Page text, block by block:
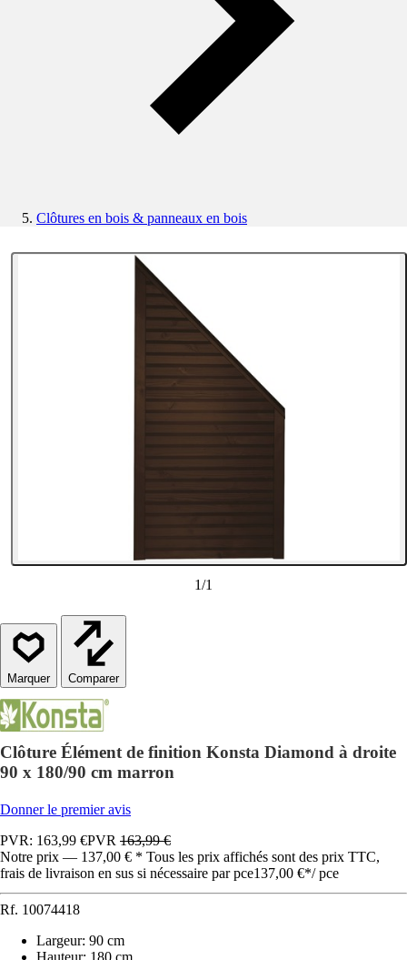
Clôtures en bois & panneaux en bois
1/1
Comparer
Clôture Élément de finition Konsta Diamond à droite
90 x 180/90 cm marron
Donner le premier avis
PVR: 163,99 €PVR 163,99 €
Notre prix — 137,00 € * Tous les prix affichés sont des prix TTC,
frais de livraison en sus si nécessaire par pce137,00 €*/ pce
Rf. 10074418
Largeur: 90 cm
Hauteur: 180 cm